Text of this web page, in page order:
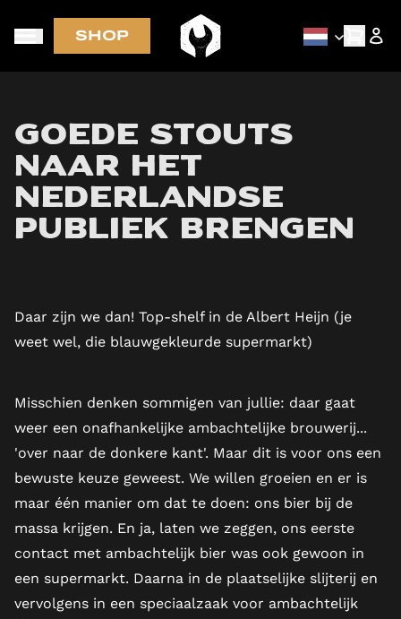
SHOP
Nieuwe bieren als eerst via de nieuwsbrief
Goede stouts
naar het
Nederlandse
publiek brengen
Daar zijn we dan! Top-shelf in de Albert Heijn (je
weet wel, die blauwgekleurde supermarkt)
Misschien denken sommigen van jullie: daar gaat
weer een onafhankelijke ambachtelijke brouwerij...
'over naar de donkere kant'. Maar dit is voor ons een
bewuste keuze geweest. We willen groeien en er is
maar één manier om dat te doen: ons bier bij de
massa krijgen. En ja, laten we zeggen, ons eerste
contact met ambachtelijk bier was ook gewoon in
een supermarkt. Daarna in de plaatselijke slijterij en
vervolgens in een speciaalzaak voor ambachtelijk